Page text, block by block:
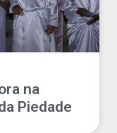
na
Piedade